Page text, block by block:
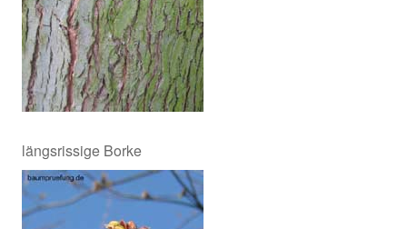
längsrissige Borke